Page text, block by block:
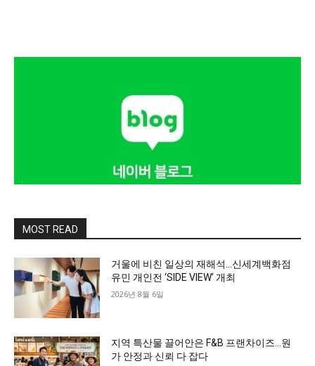
MOST READ
거울에 비친 일상의 재해석…신세계백화점
유민 개인전 ‘SIDE VIEW’ 개최
2026년 8월 6일
지역 특산물 끌어안은 F&B 프랜차이즈…원
가 안정과 신뢰 다 잡다